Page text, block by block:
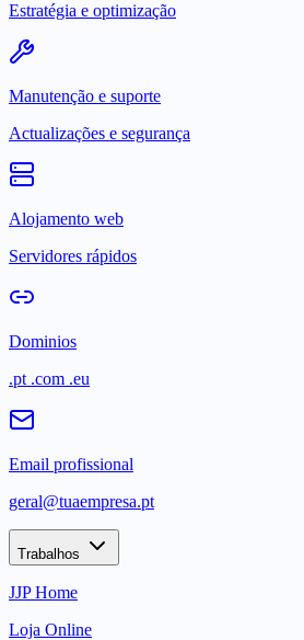
Estratégia e optimização
Manutenção e suporte
Actualizações e segurança
Alojamento web
Servidores rápidos
Dominios
.pt .com .eu
Email profissional
geral@tuaempresa.pt
Trabalhos
JJP Home
Loja Online